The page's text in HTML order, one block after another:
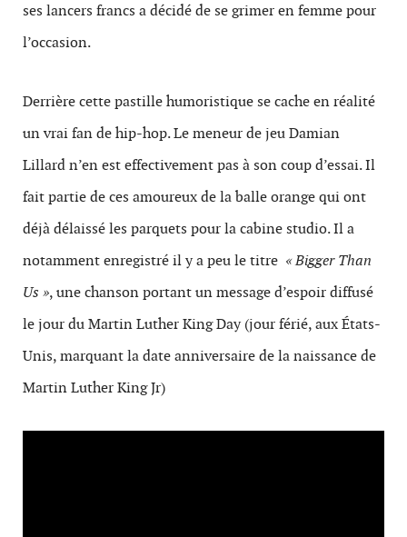
ses lancers francs a décidé de se grimer en femme pour
l’occasion.
Derrière cette pastille humoristique se cache en réalité
un vrai fan de hip-hop. Le meneur de jeu Damian
Lillard n’en est effectivement pas à son coup d’essai. Il
fait partie de ces amoureux de la balle orange qui ont
déjà délaissé les parquets pour la cabine studio. Il a
notamment enregistré il y a peu le titre « Bigger Than
Us », une chanson portant un message d’espoir diffusé
le jour du Martin Luther King Day (jour férié, aux États-
Unis, marquant la date anniversaire de la naissance de
Martin Luther King Jr)